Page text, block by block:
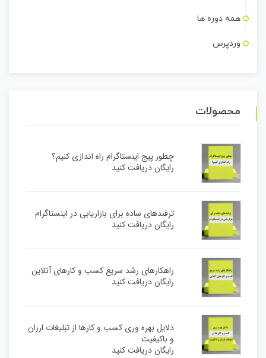
همه دوره ها
وردپرس
محصولات
چطور پیج اینستاگرام راه اندازی کنیم؟
رایگان دریافت کنید
ترفندهای ساده برای بازاریابی در اینستاگرام
رایگان دریافت کنید
راهکارهای رشد سریع کسب و کارهای آنلاین
رایگان دریافت کنید
دلایل بهره وری کسب و کارها از تبلیغات ارزان
و باکیفیت
رایگان دریافت کنید